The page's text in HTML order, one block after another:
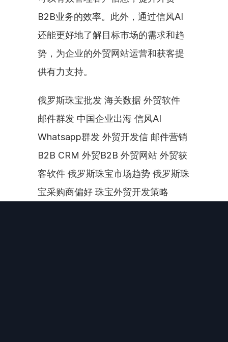
B2B业务的效率。此外，通过信风AI
还能更好地了解目标市场的需求和趋
势，为企业的外贸网站运营和获客提
供有力支持。
俄罗斯珠宝批发 海关数据 外贸软件
邮件群发 中国企业出海 信风AI
Whatsapp群发 外贸开发信 邮件营销
B2B CRM 外贸B2B 外贸网站 外贸获
客软件 俄罗斯珠宝市场趋势 俄罗斯珠
宝采购商偏好 珠宝外贸开发策略